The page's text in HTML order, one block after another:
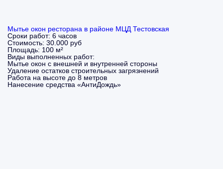
Мытье окон ресторана в районе МЦД Тестовская
Сроки работ: 6 часов
Стоимость: 30.000 руб
Площадь: 100 м²
Виды выполненных работ:
Мытье окон с внешней и внутренней стороны
Удаление остатков строительных загрязнений
Работа на высоте до 8 метров
Нанесение средства «АнтиДождь»